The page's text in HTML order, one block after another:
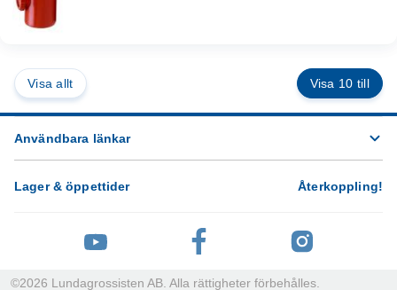
Visa allt Visa 10 till
Användbara länkar
Lager & öppettider Återkoppling!
©2026 Lundagrossisten AB. Alla rättigheter förbehålles.